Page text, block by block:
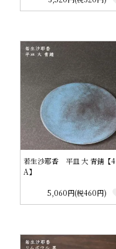
若生沙耶香 平皿 大 青錆【4
A】
5,060円(税460円)